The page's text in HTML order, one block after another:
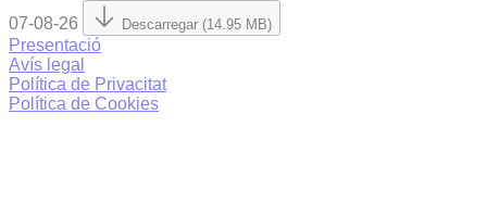
07-08-26 Descarregar (14.95 MB)
Presentació
Avís legal
Política de Privacitat
Política de Cookies